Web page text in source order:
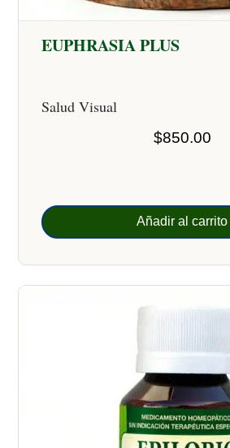
EUPHRASIA PLUS
Salud Visual
$850.00
Añadir al carrito